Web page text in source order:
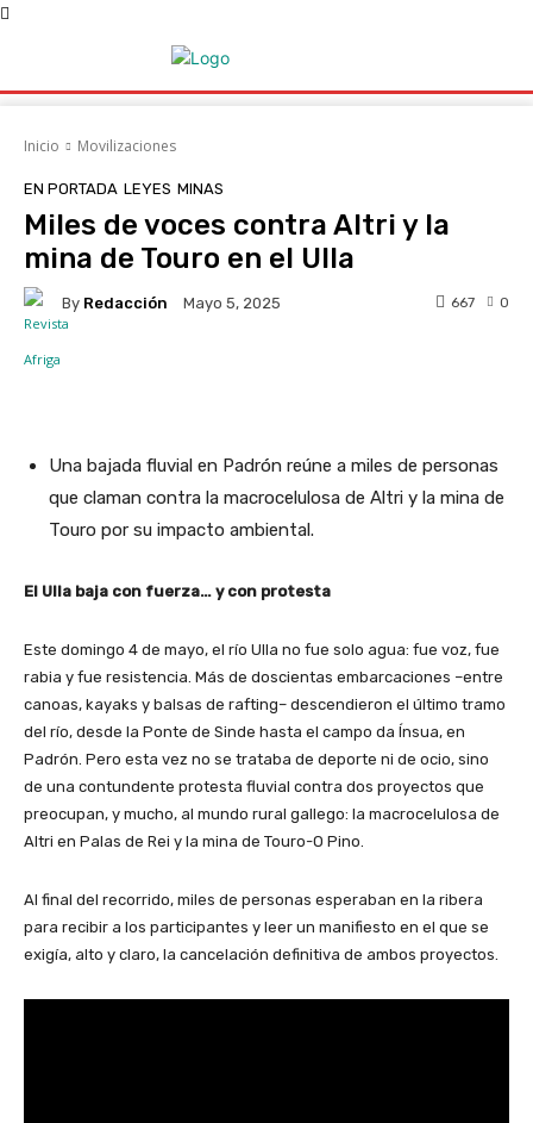
Inicio Movilizaciones
EN PORTADA LEYES MINAS
Miles de voces contra Altri y la
mina de Touro en el Ulla
By Redacción Mayo 5, 2025 0
667
Una bajada fluvial en Padrón reúne a miles de personas
que claman contra la macrocelulosa de Altri y la mina de
Touro por su impacto ambiental.
El Ulla baja con fuerza… y con protesta
Este domingo 4 de mayo, el río Ulla no fue solo agua: fue voz, fue
rabia y fue resistencia. Más de doscientas embarcaciones –entre
canoas, kayaks y balsas de rafting– descendieron el último tramo
del río, desde la Ponte de Sinde hasta el campo da Ínsua, en
Padrón. Pero esta vez no se trataba de deporte ni de ocio, sino
de una contundente protesta fluvial contra dos proyectos que
preocupan, y mucho, al mundo rural gallego: la macrocelulosa de
Altri en Palas de Rei y la mina de Touro-O Pino.
Al final del recorrido, miles de personas esperaban en la ribera
para recibir a los participantes y leer un manifiesto en el que se
exigía, alto y claro, la cancelación definitiva de ambos proyectos.